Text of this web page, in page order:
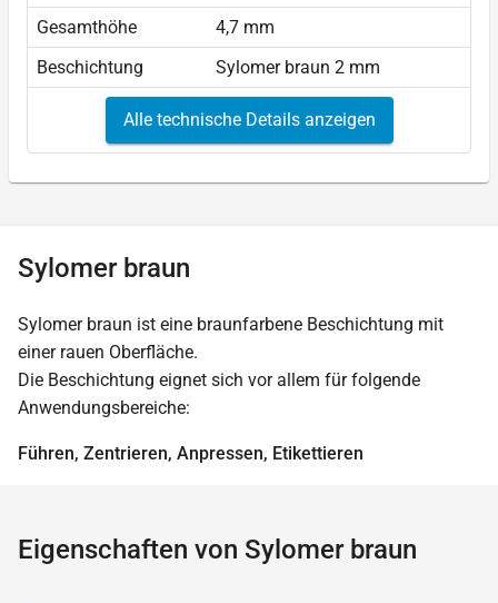
Gesamthöhe
4,7 mm
Beschichtung
Sylomer braun 2 mm
Alle technische Details anzeigen
Sylomer braun
Sylomer braun ist eine braunfarbene Beschichtung mit
einer rauen Oberfläche.
Die Beschichtung eignet sich vor allem für folgende
Anwendungsbereiche:
Führen, Zentrieren, Anpressen, Etikettieren
Eigenschaften von Sylomer braun